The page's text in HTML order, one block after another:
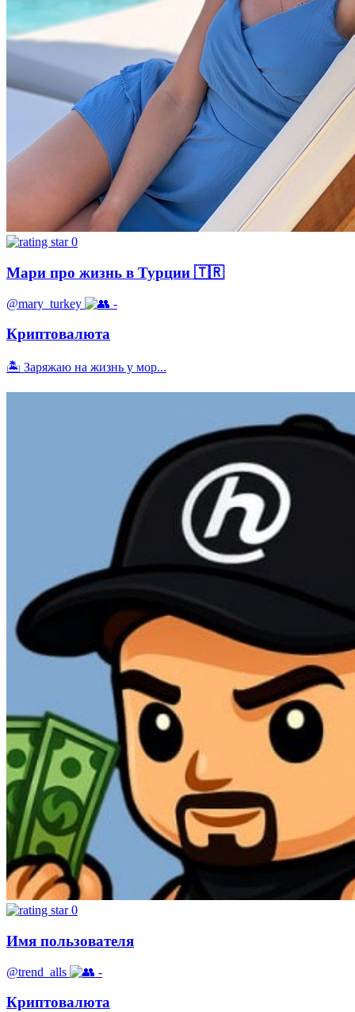
0
Мари про жизнь в Турции 🇹🇷
@mary_turkey -
Криптовалюта
🏝 Заряжаю на жизнь у мор...
0
Имя пользователя
@trend_alls -
Криптовалюта